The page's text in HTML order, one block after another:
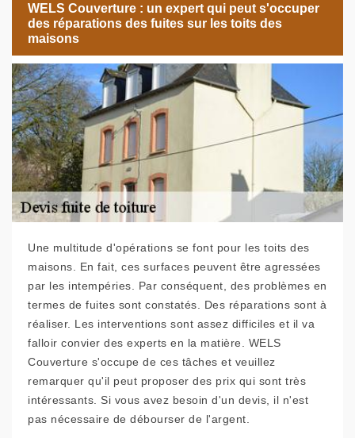
WELS Couverture : un expert qui peut s'occuper
des réparations des fuites sur les toits des
maisons
Une multitude d'opérations se font pour les toits des
maisons. En fait, ces surfaces peuvent être agressées
par les intempéries. Par conséquent, des problèmes en
termes de fuites sont constatés. Des réparations sont à
réaliser. Les interventions sont assez difficiles et il va
falloir convier des experts en la matière. WELS
Couverture s'occupe de ces tâches et veuillez
remarquer qu'il peut proposer des prix qui sont très
intéressants. Si vous avez besoin d'un devis, il n'est
pas nécessaire de débourser de l'argent.